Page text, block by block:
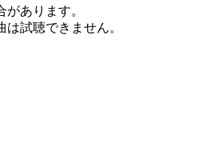
あります。
試聴できません。